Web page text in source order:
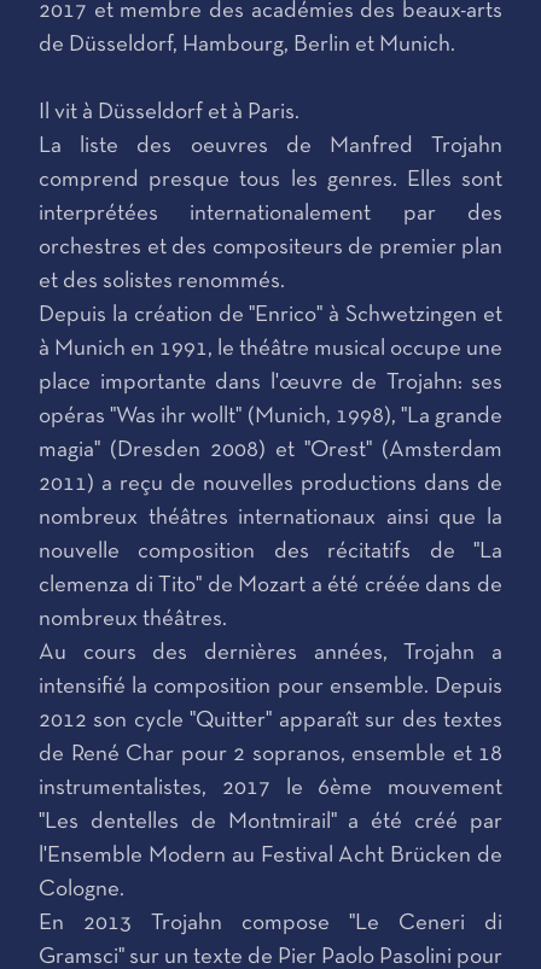
2017 et membre des académies des beaux-arts
de Düsseldorf, Hambourg, Berlin et Munich.
Il vit à Düsseldorf et à Paris.
La liste des oeuvres de Manfred Trojahn
comprend presque tous les genres. Elles sont
interprétées internationalement par des
orchestres et des compositeurs de premier plan
et des solistes renommés.
Depuis la création de "Enrico" à Schwetzingen et
à Munich en 1991, le théâtre musical occupe une
place importante dans l'œuvre de Trojahn: ses
opéras "Was ihr wollt" (Munich, 1998), "La grande
magia" (Dresden 2008) et "Orest" (Amsterdam
2011) a reçu de nouvelles productions dans de
nombreux théâtres internationaux ainsi que la
nouvelle composition des récitatifs de "La
clemenza di Tito" de Mozart a été créée dans de
nombreux théâtres.
Au cours des dernières années, Trojahn a
intensifié la composition pour ensemble. Depuis
2012 son cycle "Quitter" apparaît sur des textes
de René Char pour 2 sopranos, ensemble et 18
instrumentalistes, 2017 le 6ème mouvement
"Les dentelles de Montmirail" a été créé par
l'Ensemble Modern au Festival Acht Brücken de
Cologne.
En 2013 Trojahn compose "Le Ceneri di
Gramsci" sur un texte de Pier Paolo Pasolini pour